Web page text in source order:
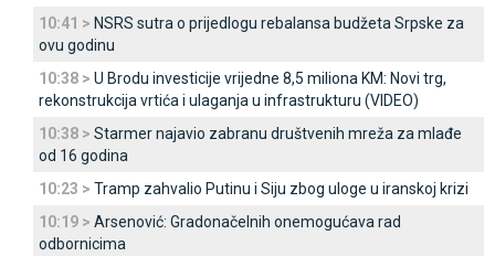
10:41 > NSRS sutra o prijedlogu rebalansa budžeta Srpske za
ovu godinu
10:38 > U Brodu investicije vrijedne 8,5 miliona KM: Novi trg,
rekonstrukcija vrtića i ulaganja u infrastrukturu (VIDEO)
10:38 > Starmer najavio zabranu društvenih mreža za mlađe
od 16 godina
10:23 > Tramp zahvalio Putinu i Siju zbog uloge u iranskoj krizi
10:19 > Arsenović: Gradonačelnih onemogućava rad
odbornicima